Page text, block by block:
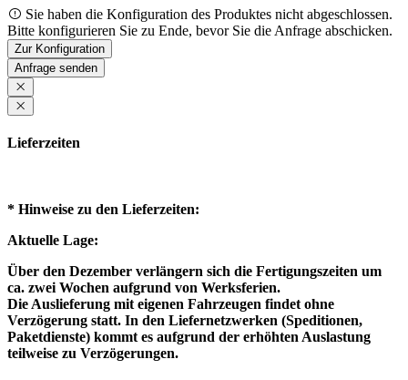
Sie haben die Konfiguration des Produktes nicht abgeschlossen.
Bitte konfigurieren Sie zu Ende, bevor Sie die Anfrage abschicken.
Zur Konfiguration
Loading...
Anfrage senden
Lieferzeiten
* Hinweise zu den Lieferzeiten:
Aktuelle Lage:
Über den Dezember verlängern sich die Fertigungszeiten um
ca. zwei Wochen aufgrund von Werksferien.
Die Auslieferung mit eigenen Fahrzeugen findet ohne
Verzögerung statt. In den Liefernetzwerken (Speditionen,
Paketdienste) kommt es aufgrund der erhöhten Auslastung
teilweise zu Verzögerungen.